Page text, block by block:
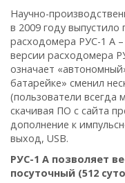
Научно-
в 2009 году
расходомера РУС-1 А
версии расходомера
означает
батарейке» сменил
(пользователи всегда
скачивая ПО с сайта
дополнение к
выход, USB.
РУС-1 А позволяет
посуточный (512